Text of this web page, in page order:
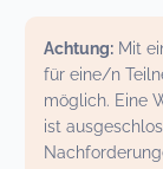
Achtung: Mit
für eine/n
möglich. Eine
ist